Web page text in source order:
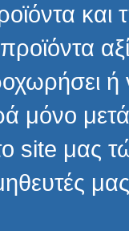
και
αξίας
ή να
μόνο μετά
site μας τώρα
μας